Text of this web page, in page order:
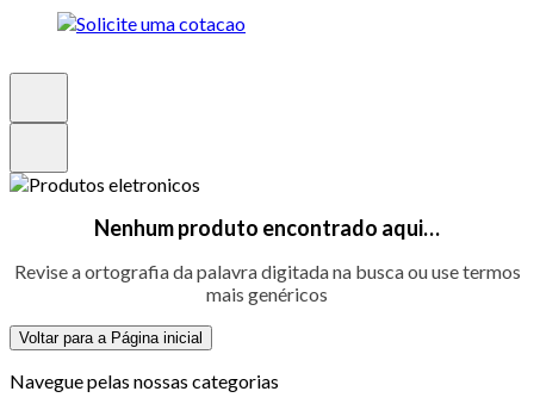
Nenhum produto encontrado aqui…
Revise a ortografia da palavra digitada na busca ou use termos
mais genéricos
Voltar para a Página inicial
Navegue pelas nossas categorias